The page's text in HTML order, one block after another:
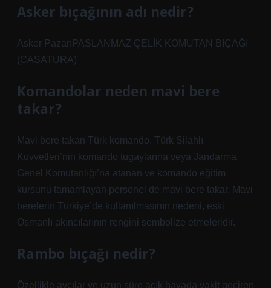
Asker bıçağının adı nedir?
Asker PazarıPASLANMAZ ÇELİK KOMUTAN BIÇAĞI
(CASATURA)
Komandolar neden mavi bere
takar?
Mavi bere takan Türk komando. Türk Silahlı
Kuvvetleri’nin komando tugaylarına veya Jandarma
Genel Komutanlığı’na atanan ve komando eğitim
kursunu tamamlayan personel de mavi bere takar. Mavi
berelerin Türkiye’de kullanılmasının nedeni, eski
Osmanlı akıncılarının rengini sembolize etmeleridir.
Rambo bıçağı nedir?
Özellikle avcılar ve uzun süre açık havada vakit geçiren